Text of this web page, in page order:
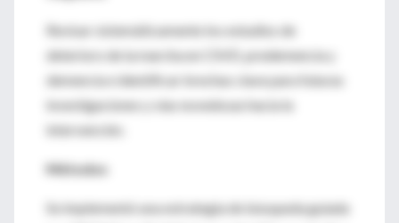
Revisar sistemáticamente los estudios de
deterioro de la marcha en CSVD, predemencia y
demencia e identificar brechas clave para futuras
investigaciones y vías novedosas hacia la
intervención.
Métodos
Se implementó una estrategia de búsqueda guiada